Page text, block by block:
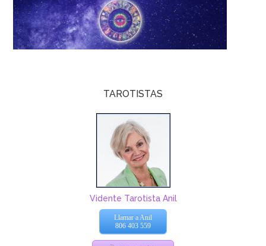
TAROTISTAS
Vidente Tarotista Anil
Llamar a Anil
806 403 559